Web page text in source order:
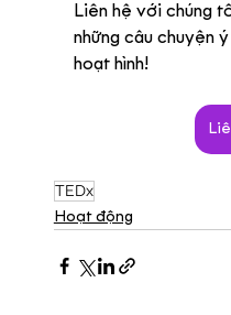
Liên hệ với chúng
những câu chuyện
hoạt hình!
TEDx
Hoạt động